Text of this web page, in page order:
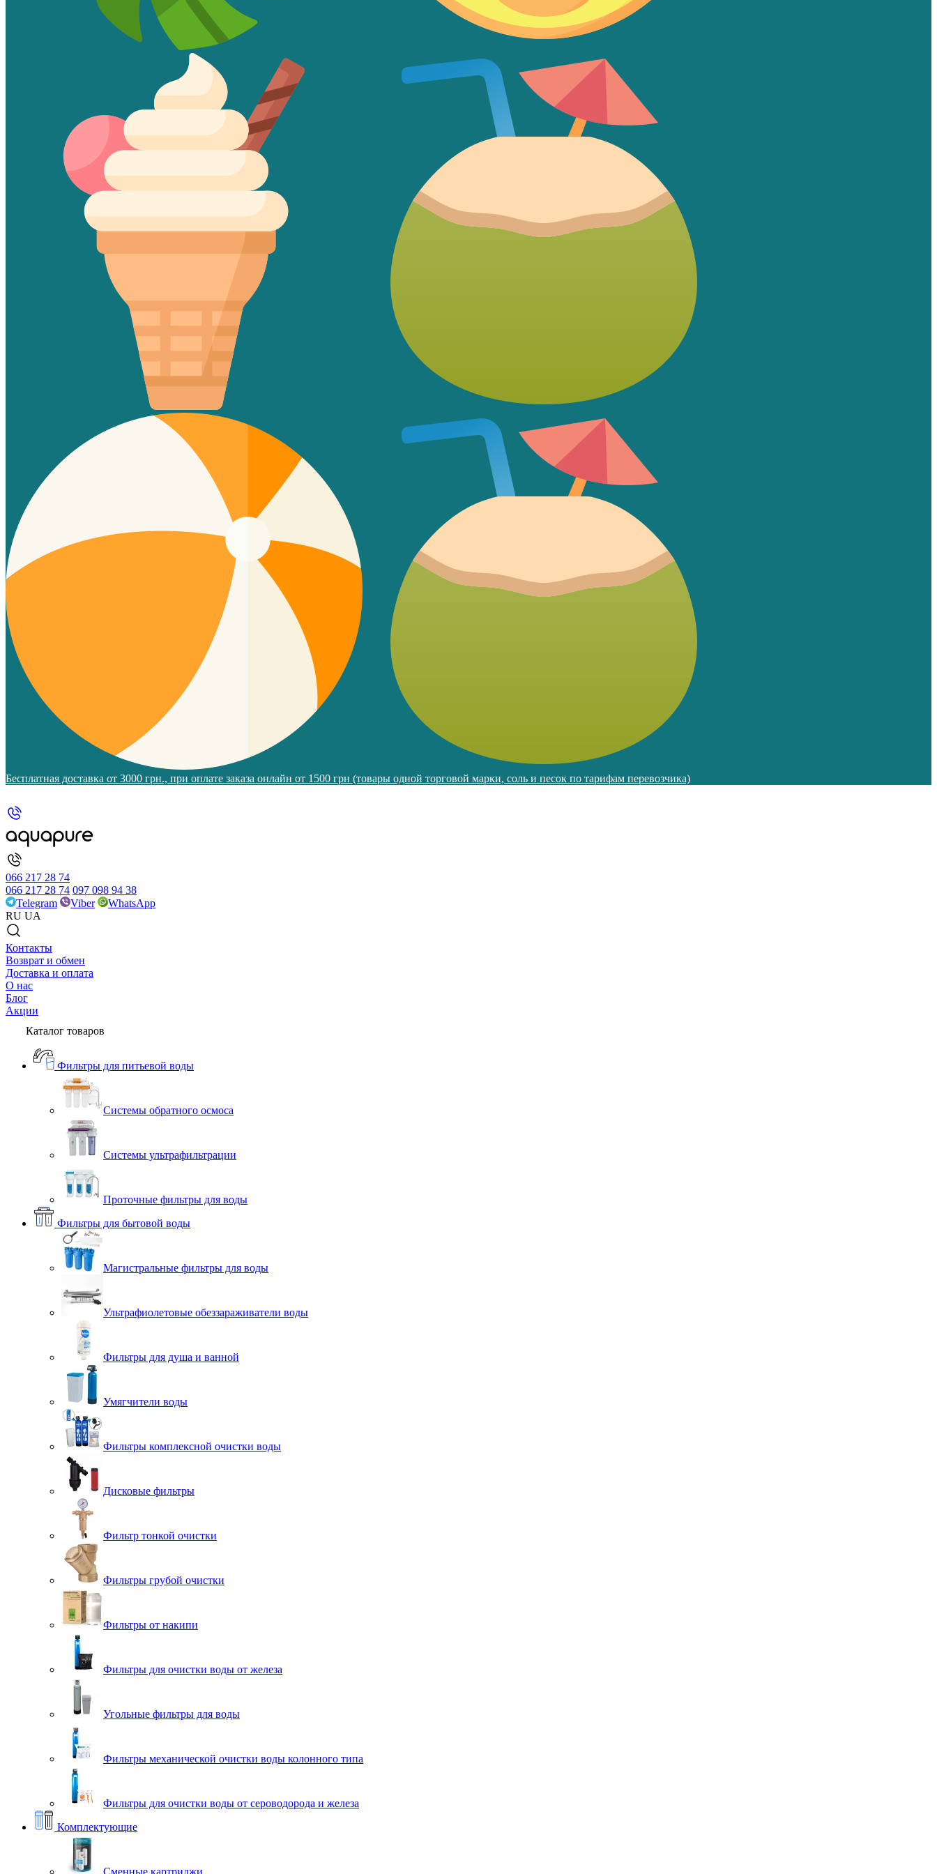
Бесплатная доставка от 3000 грн., при оплате заказа онлайн от 1500 грн (товары одной торговой марки, соль и песок по тарифам перевозчика)
066 217 28 74
066 217 28 74 097 098 94 38
Telegram
Viber
WhatsApp
RU UA
Контакты
Возврат и обмен
Доставка и оплата
О нас
Блог
Акции
Каталог товаров
Фильтры для питьевой воды
Системы обратного осмоса
Системы ультрафильтрации
Проточные фильтры для воды
Фильтры для бытовой воды
Магистральные фильтры для воды
Ультрафиолетовые обеззараживатели воды
Фильтры для душа и ванной
Умягчители воды
Фильтры комплексной очистки воды
Дисковые фильтры
Фильтр тонкой очистки
Фильтры грубой очистки
Фильтры от накипи
Фильтры для очистки воды от железа
Угольные фильтры для воды
Фильтры механической очистки воды колонного типа
Фильтры для очистки воды от сероводорода и железа
Комплектующие
Сменные картриджи